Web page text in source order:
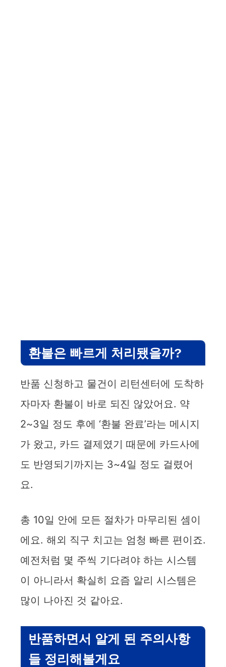
환불은 빠르게 처리됐을까?
반품 신청하고 물건이 리턴센터에 도착하
자마자 환불이 바로 되진 않았어요. 약
2~3일 정도 후에 ‘환불 완료’라는 메시지
가 왔고, 카드 결제였기 때문에 카드사에
도 반영되기까지는 3~4일 정도 걸렸어
요.
총 10일 안에 모든 절차가 마무리된 셈이
에요. 해외 직구 치고는 엄청 빠른 편이죠.
예전처럼 몇 주씩 기다려야 하는 시스템
이 아니라서 확실히 요즘 알리 시스템은
많이 나아진 것 같아요.
반품하면서 알게 된 주의사항
들 정리해볼게요